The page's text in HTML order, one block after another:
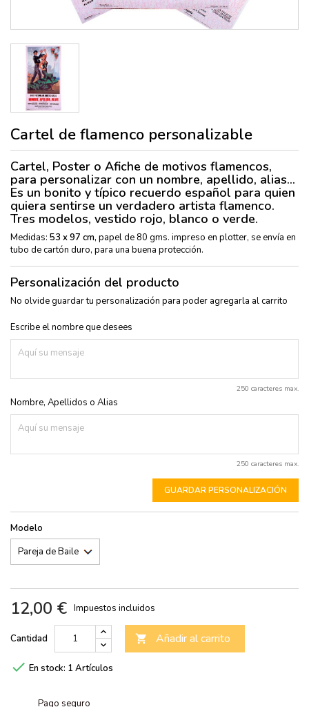
Cartel de flamenco personalizable
Cartel, Poster o Afiche de motivos flamencos,
para personalizar con un nombre, apellido, alias...
Es un bonito y típico recuerdo español para quien
quiera sentirse un verdadero artista flamenco.
Tres modelos, vestido rojo, blanco o verde.
Medidas: 53 x 97 cm, papel de 80 gms. impreso en plotter, se envía en
tubo de cartón duro, para una buena protección.
Personalización del producto
No olvide guardar tu personalización para poder agregarla al carrito
Escribe el nombre que desees
250 caracteres max.
Nombre, Apellidos o Alias
250 caracteres max.
GUARDAR PERSONALIZACIÓN
Modelo
12,00 € Impuestos incluidos
Cantidad  Añadir al carrito
 En stock: 1 Artículos
Pago seguro